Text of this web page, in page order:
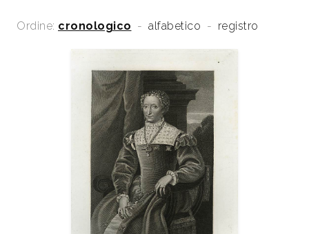
Ordine: cronologico - alfabetico - registro